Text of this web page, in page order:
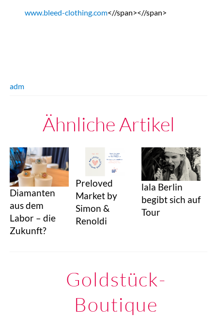
www.bleed-clothing.com<//span><//span>
adm
Ähnliche Artikel
Diamanten
aus dem
Labor – die
Zukunft?
Preloved
Market by
Simon &
Renoldi
lala Berlin
begibt sich auf
Tour
Goldstück-
Boutique